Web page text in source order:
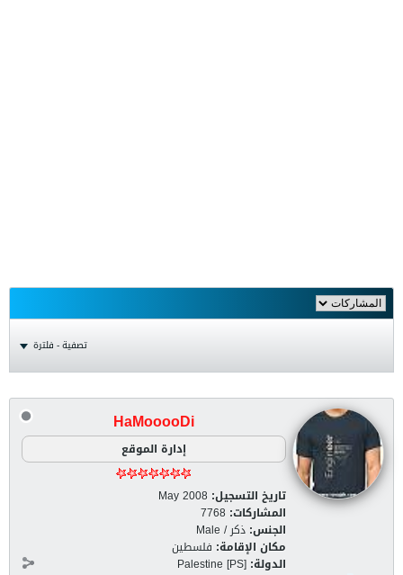
تصفية - فلترة
HaMooooDi
إدارة الموقع
تاريخ التسجيل: May 2008
المشاركات: 7768
الجنس: ذكر / Male
مكان الإقامة: فلسطين
الدولة: Palestine [PS]